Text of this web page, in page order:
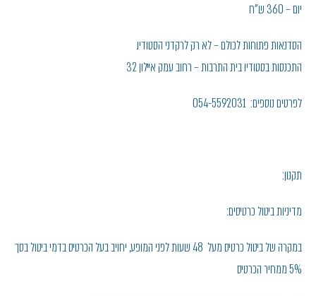
יום – 360 ש"ח
הסדנאות פתוחות לכולם – לא רק לרקדני הסטודיו.
התכנסות בסטודיו בית התרבות – רחוב עמק איילון 32
לפרטים נוספים: 054-5592031
תקנון:
מדיניות ביטול כרטיסים:
במקרה של ביטול כרטיס מעל 48 שעות לפני המופע, יחויב בעל הכרטיס בדמי ביטול בסך
5% ממחיר הכרטיס